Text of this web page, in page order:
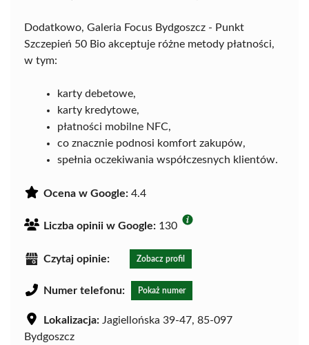
Dodatkowo, Galeria Focus Bydgoszcz - Punkt
Szczepień 50 Bio akceptuje różne metody płatności,
w tym:
karty debetowe,
karty kredytowe,
płatności mobilne NFC,
co znacznie podnosi komfort zakupów,
spełnia oczekiwania współczesnych klientów.
Ocena w Google: 4.4
Liczba opinii w Google: 130
Czytaj opinie: Zobacz profil
Numer telefonu: Pokaż numer
Lokalizacja: Jagiellońska 39-47, 85-097
Bydgoszcz